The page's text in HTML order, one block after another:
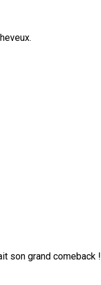
son grand comeback !